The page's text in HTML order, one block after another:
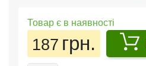
Товар є в наявності
187 грн.